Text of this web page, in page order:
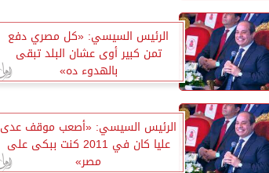
الرئيس السيسي: «كل مصري دفع
تمن كبير أوى عشان البلد تبقى
بالهدوء ده»
الرئيس السيسي: «أصعب موقف عدى
عليا كان في 2011 كنت ببكى على
مصر»